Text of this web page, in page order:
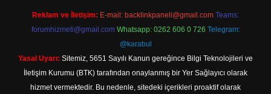
Reklam ve İletişim: E-mail: backlinkpaneli@gmail.com Teams:
forumhizmeti@gmail.com Whatsapp: 0262 606 0 726 Telegram:
@karabul
Yasal Uyarı: Sitemiz, 5651 Sayılı Kanun gereğince Bilgi Teknolojileri ve
İletişim Kurumu (BTK) tarafından onaylanmış bir Yer Sağlayıcı olarak
hizmet vermektedir. Bu nedenle, sitedeki içerikleri proaktif olarak